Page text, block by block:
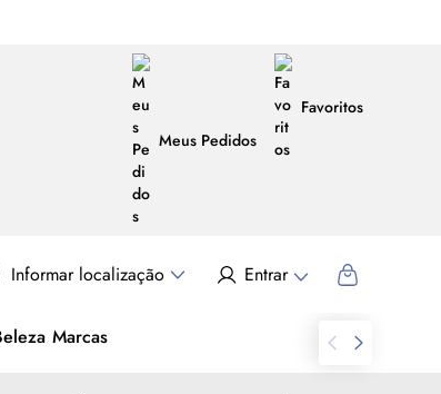
Meus Pedidos
Favoritos
Informar localização Entrar
Marcas